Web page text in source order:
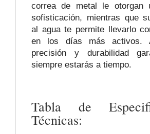
correa de metal le otorgan
sofisticación, mientras que
al agua te permite llevarlo
en los días más activos.
precisión y durabilidad
siempre estarás a tiempo.
Tabla de
Técnicas: